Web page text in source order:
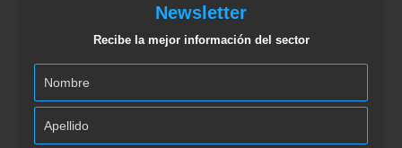
Newsletter
Recibe la mejor información del sector